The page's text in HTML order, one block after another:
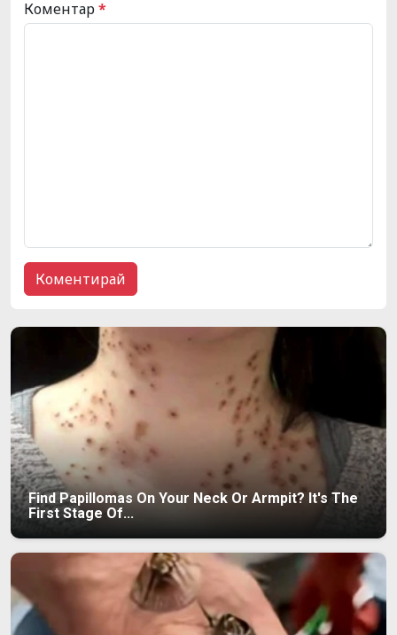
Коментар*
Find Papillomas On Your Neck Or Armpit? It's The
First Stage Of...